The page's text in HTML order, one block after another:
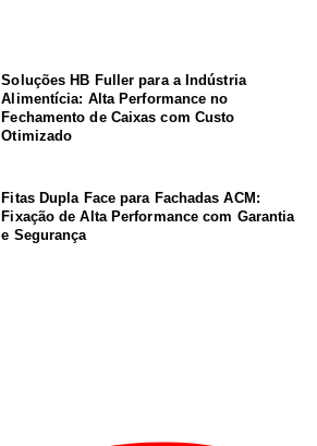
Soluções HB Fuller para a Indústria
Alimentícia: Alta Performance no
Fechamento de Caixas com Custo
Otimizado
Fitas Dupla Face para Fachadas ACM:
Fixação de Alta Performance com Garantia
e Segurança